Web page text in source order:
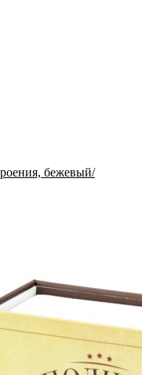
бежевый/